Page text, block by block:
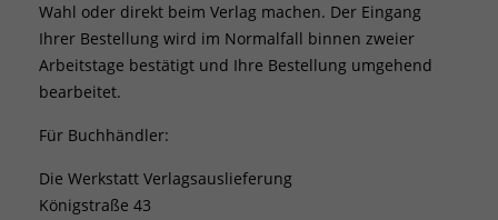
Wahl oder direkt beim Verlag machen. Der Eingang
Ihrer Bestellung wird im Normalfall binnen zweier
Arbeitstage bestätigt und Ihre Bestellung umgehend
bearbeitet.
Für Buchhändler:
Die Werkstatt Verlagsauslieferung
Königstraße 43